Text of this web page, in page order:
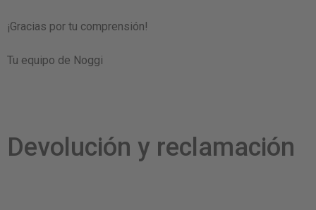
¡Gracias por tu comprensión!
Tu equipo de Noggi
Devolución y reclamación